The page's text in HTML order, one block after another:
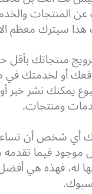
المنتجات
هذا سيترك معظم
منتجاتك
يمكنك نشر خبر
ومنتجات.
أي شخص أن
موجود فيما
له، فهذه هي